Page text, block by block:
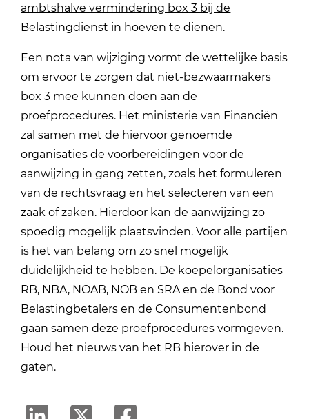
ambtshalve vermindering box 3 bij de
Belastingdienst in hoeven te dienen.
Een nota van wijziging vormt de wettelijke basis
om ervoor te zorgen dat niet-bezwaarmakers
box 3 mee kunnen doen aan de
proefprocedures. Het ministerie van Financiën
zal samen met de hiervoor genoemde
organisaties de voorbereidingen voor de
aanwijzing in gang zetten, zoals het formuleren
van de rechtsvraag en het selecteren van een
zaak of zaken. Hierdoor kan de aanwijzing zo
spoedig mogelijk plaatsvinden. Voor alle partijen
is het van belang om zo snel mogelijk
duidelijkheid te hebben. De koepelorganisaties
RB, NBA, NOAB, NOB en SRA en de Bond voor
Belastingbetalers en de Consumentenbond
gaan samen deze proefprocedures vormgeven.
Houd het nieuws van het RB hierover in de
gaten.